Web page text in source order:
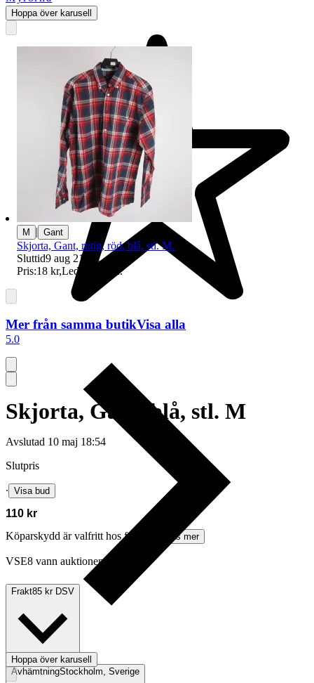
5.0
Skjorta, Gant, blå, stl. M
Avslutad 10 maj 18:54
Slutpris
∙ Visa bud
110 kr
Köparskydd är valfritt hos företag.
Läs mer
VSE8 vann auktionen
Frakt85 kr DSV
AvhämtningStockholm, Sverige
Hoppa över karusell
M | Gant
Skjorta, Gant, rutig, röd, blå, stl. M.
Sluttid9 aug 21:23 .
Pris:18 kr,Ledande bud.
Mer från samma butikVisa alla
Hoppa över karusell